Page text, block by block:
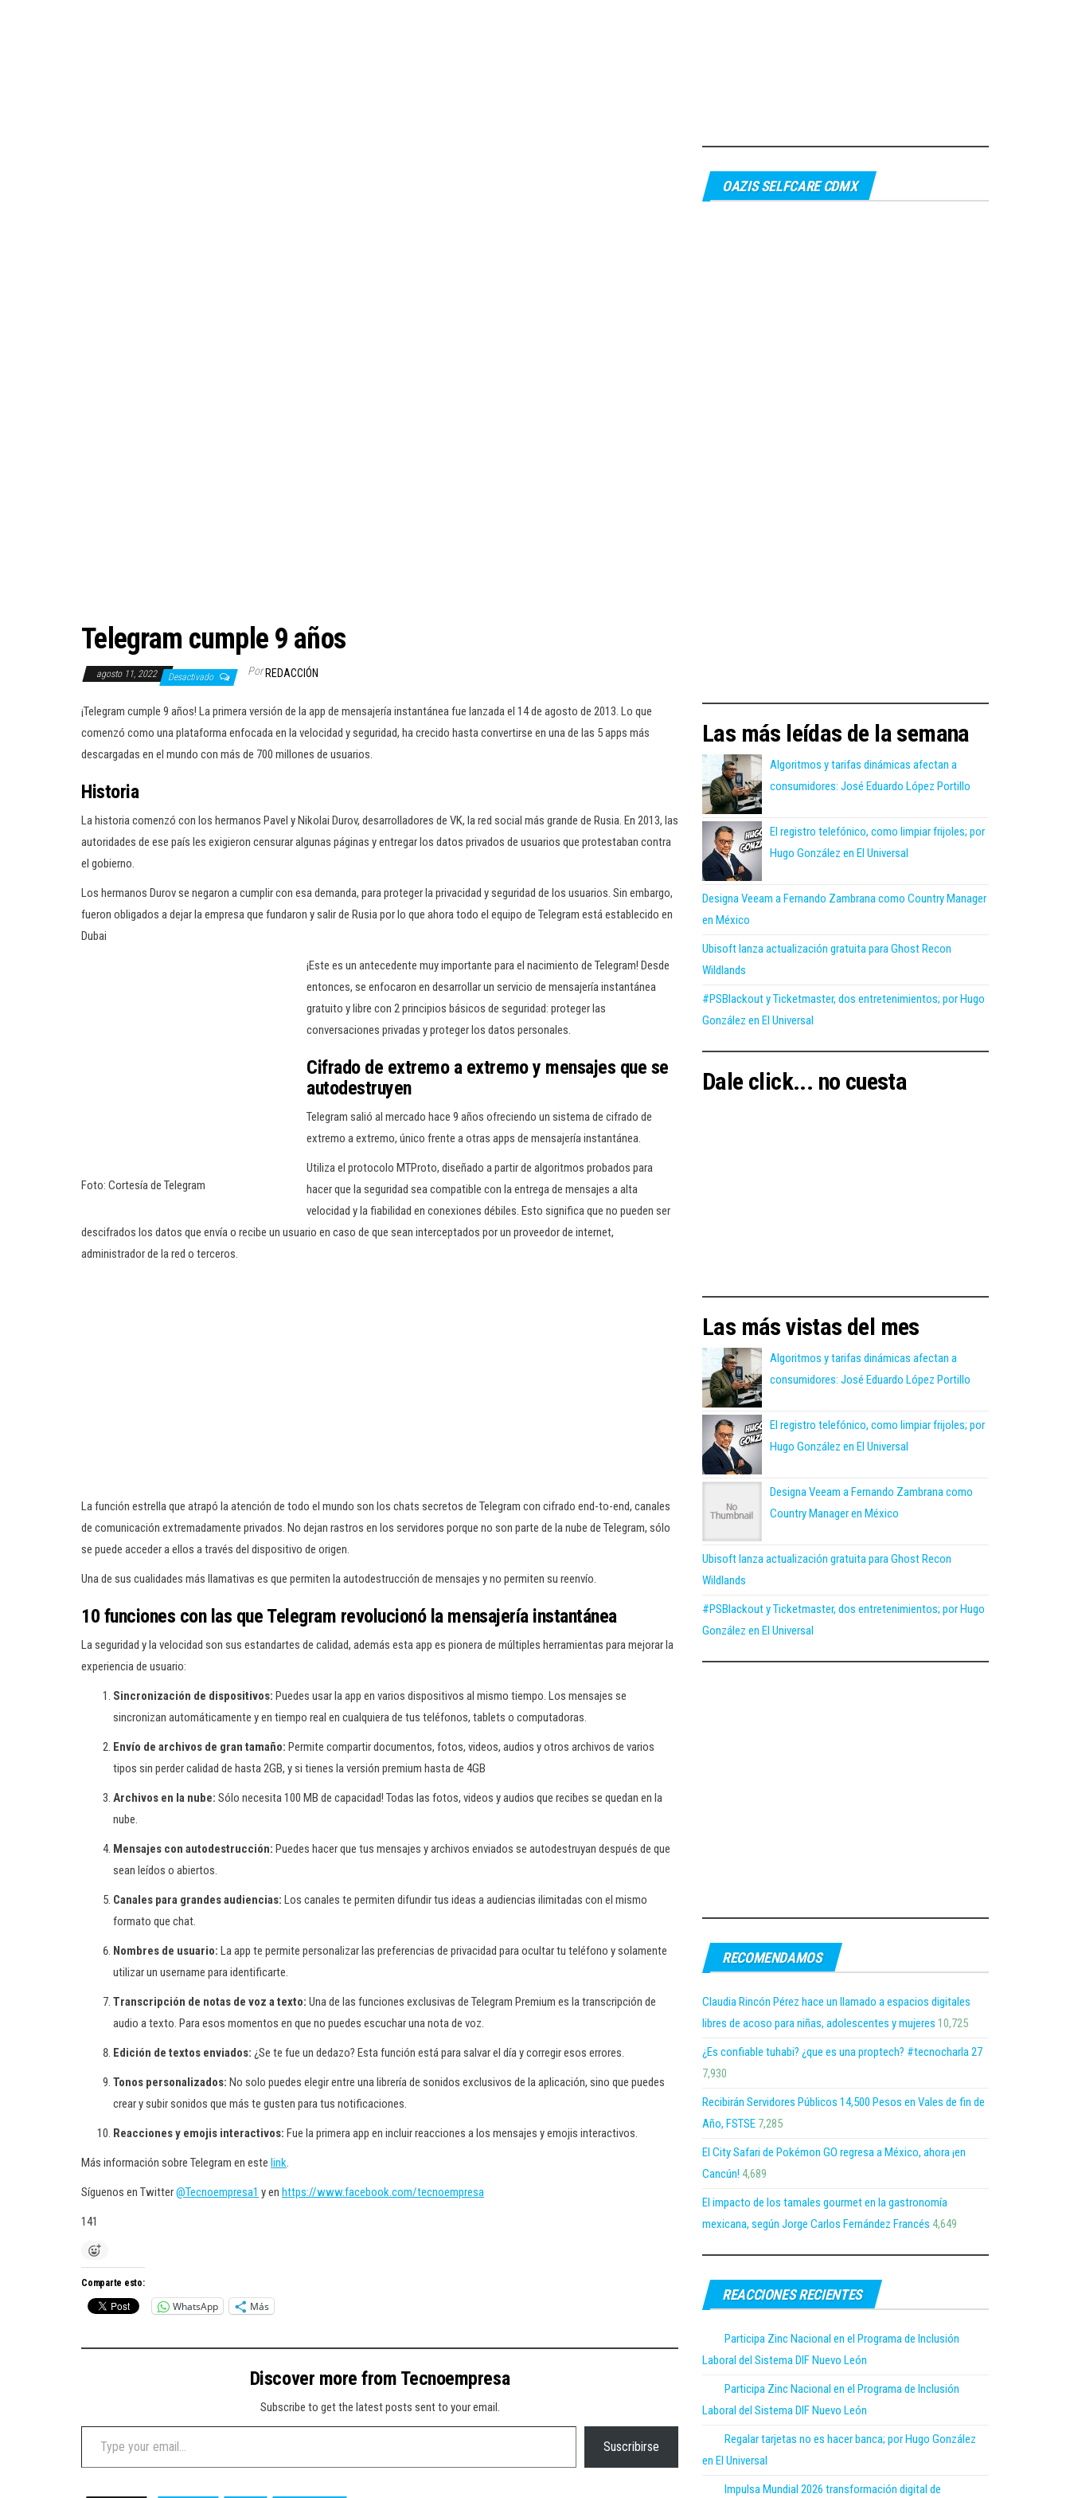
Telegram cumple 9 años
agosto 11, 2022 Desactivado Por REDACCIÓN
¡Telegram cumple 9 años! La primera versión de la app de mensajería instantánea fue lanzada el 14 de agosto de 2013. Lo que
comenzó como una plataforma enfocada en la velocidad y seguridad, ha crecido hasta convertirse en una de las 5 apps más
descargadas en el mundo con más de 700 millones de usuarios.
Historia
La historia comenzó con los hermanos Pavel y Nikolai Durov, desarrolladores de VK, la red social más grande de Rusia. En 2013, las
autoridades de ese país les exigieron censurar algunas páginas y entregar los datos privados de usuarios que protestaban contra
el gobierno.
Los hermanos Durov se negaron a cumplir con esa demanda, para proteger la privacidad y seguridad de los usuarios. Sin embargo,
fueron obligados a dejar la empresa que fundaron y salir de Rusia por lo que ahora todo el equipo de Telegram está establecido en
Dubai
Foto: Cortesía de Telegram
¡Este es un antecedente muy importante para el nacimiento de Telegram! Desde
entonces, se enfocaron en desarrollar un servicio de mensajería instantánea
gratuito y libre con 2 principios básicos de seguridad: proteger las
conversaciones privadas y proteger los datos personales.
Cifrado de extremo a extremo y mensajes que se
autodestruyen
Telegram salió al mercado hace 9 años ofreciendo un sistema de cifrado de
extremo a extremo, único frente a otras apps de mensajería instantánea.
Utiliza el protocolo MTProto, diseñado a partir de algoritmos probados para
hacer que la seguridad sea compatible con la entrega de mensajes a alta
velocidad y la fiabilidad en conexiones débiles. Esto significa que no pueden ser
descifrados los datos que envía o recibe un usuario en caso de que sean interceptados por un proveedor de internet,
administrador de la red o terceros.
La función estrella que atrapó la atención de todo el mundo son los chats secretos de Telegram con cifrado end-to-end, canales
de comunicación extremadamente privados. No dejan rastros en los servidores porque no son parte de la nube de Telegram, sólo
se puede acceder a ellos a través del dispositivo de origen.
Una de sus cualidades más llamativas es que permiten la autodestrucción de mensajes y no permiten su reenvío.
10 funciones con las que Telegram revolucionó la mensajería instantánea
La seguridad y la velocidad son sus estandartes de calidad, además esta app es pionera de múltiples herramientas para mejorar la
experiencia de usuario:
Sincronización de dispositivos: Puedes usar la app en varios dispositivos al mismo tiempo. Los mensajes se
sincronizan automáticamente y en tiempo real en cualquiera de tus teléfonos, tablets o computadoras.
Envío de archivos de gran tamaño: Permite compartir documentos, fotos, videos, audios y otros archivos de varios
tipos sin perder calidad de hasta 2GB, y si tienes la versión premium hasta de 4GB
Archivos en la nube: Sólo necesita 100 MB de capacidad! Todas las fotos, videos y audios que recibes se quedan en la
nube.
Mensajes con autodestrucción: Puedes hacer que tus mensajes y archivos enviados se autodestruyan después de que
sean leídos o abiertos.
Canales para grandes audiencias: Los canales te permiten difundir tus ideas a audiencias ilimitadas con el mismo
formato que chat.
Nombres de usuario: La app te permite personalizar las preferencias de privacidad para ocultar tu teléfono y solamente
utilizar un username para identificarte.
Transcripción de notas de voz a texto: Una de las funciones exclusivas de Telegram Premium es la transcripción de
audio a texto. Para esos momentos en que no puedes escuchar una nota de voz.
Edición de textos enviados: ¿Se te fue un dedazo? Esta función está para salvar el día y corregir esos errores.
Tonos personalizados: No solo puedes elegir entre una librería de sonidos exclusivos de la aplicación, sino que puedes
crear y subir sonidos que más te gusten para tus notificaciones.
Reacciones y emojis interactivos: Fue la primera app en incluir reacciones a los mensajes y emojis interactivos.
Más información sobre Telegram en este link.
Síguenos en Twitter@Tecnoempresa1 y en https://www.facebook.com/tecnoempresa
141
Comparte esto:
WhatsApp Más
Discover more from Tecnoempresa
Subscribe to get the latest posts sent to your email.
Type your email…
Suscribirse
OAZIS SELFCARE CDMX
Las más leídas de la semana
Algoritmos y tarifas dinámicas afectan a
consumidores: José Eduardo López Portillo
El registro telefónico, como limpiar frijoles; por
Hugo González en El Universal
Designa Veeam a Fernando Zambrana como Country Manager
en México
Ubisoft lanza actualización gratuita para Ghost Recon
Wildlands
#PSBlackout y Ticketmaster, dos entretenimientos; por Hugo
González en El Universal
Dale click... no cuesta
Las más vistas del mes
Algoritmos y tarifas dinámicas afectan a
consumidores: José Eduardo López Portillo
El registro telefónico, como limpiar frijoles; por
Hugo González en El Universal
Designa Veeam a Fernando Zambrana como
Country Manager en México
Ubisoft lanza actualización gratuita para Ghost Recon
Wildlands
#PSBlackout y Ticketmaster, dos entretenimientos; por Hugo
González en El Universal
RECOMENDAMOS
Claudia Rincón Pérez hace un llamado a espacios digitales
libres de acoso para niñas, adolescentes y mujeres 10,725
¿Es confiable tuhabi? ¿que es una proptech? #tecnocharla 27
7,930
Recibirán Servidores Públicos 14,500 Pesos en Vales de fin de
Año, FSTSE 7,285
El City Safari de Pokémon GO regresa a México, ahora ¡en
Cancún! 4,689
El impacto de los tamales gourmet en la gastronomía
mexicana, según Jorge Carlos Fernández Francés 4,649
REACCIONES RECIENTES
Participa Zinc Nacional en el Programa de Inclusión
Laboral del Sistema DIF Nuevo León
Participa Zinc Nacional en el Programa de Inclusión
Laboral del Sistema DIF Nuevo León
Regalar tarjetas no es hacer banca; por Hugo González
en El Universal
Impulsa Mundial 2026 transformación digital de